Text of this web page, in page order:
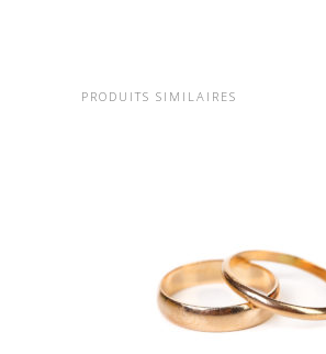
PRODUITS SIMILAIRES